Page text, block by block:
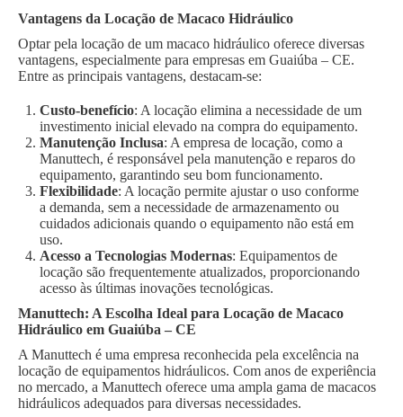
Vantagens da Locação de Macaco Hidráulico
Optar pela locação de um macaco hidráulico oferece diversas
vantagens, especialmente para empresas em Guaiúba – CE.
Entre as principais vantagens, destacam-se:
Custo-benefício: A locação elimina a necessidade de um
investimento inicial elevado na compra do equipamento.
Manutenção Inclusa: A empresa de locação, como a
Manuttech, é responsável pela manutenção e reparos do
equipamento, garantindo seu bom funcionamento.
Flexibilidade: A locação permite ajustar o uso conforme
a demanda, sem a necessidade de armazenamento ou
cuidados adicionais quando o equipamento não está em
uso.
Acesso a Tecnologias Modernas: Equipamentos de
locação são frequentemente atualizados, proporcionando
acesso às últimas inovações tecnológicas.
Manuttech: A Escolha Ideal para Locação de Macaco
Hidráulico em Guaiúba – CE
A Manuttech é uma empresa reconhecida pela excelência na
locação de equipamentos hidráulicos. Com anos de experiência
no mercado, a Manuttech oferece uma ampla gama de macacos
hidráulicos adequados para diversas necessidades.